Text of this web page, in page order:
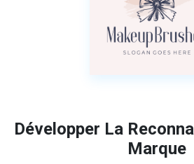
Développer La
Marque